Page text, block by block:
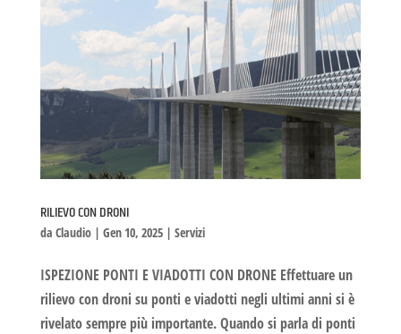
RILIEVO CON DRONI
da Claudio| Gen 10, 2025| Servizi
ISPEZIONE PONTI E VIADOTTI CON DRONE Effettuare un
rilievo con droni su ponti e viadotti negli ultimi anni si è
rivelato sempre più importante. Quando si parla di ponti